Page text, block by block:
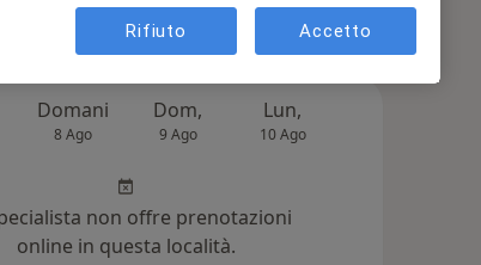
Domani
8 Ago
Dom,
9 Ago
Lun,
10 Ago
non offre prenotazioni
online in questa località.
Rifiuto Accetto